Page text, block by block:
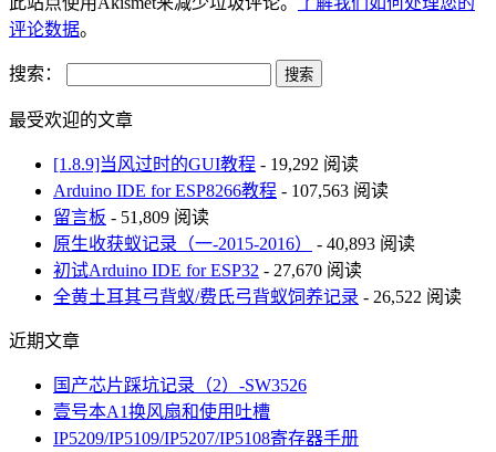
评论数据。
搜索：
最受欢迎的文章
[1.8.9]当风过时的GUI教程 - 19,292 阅读
Arduino IDE for ESP8266教程 - 107,563 阅读
留言板 - 51,809 阅读
原生收获蚁记录（一-2015-2016）
- 40,893 阅读
初试Arduino IDE for ESP32 - 27,670 阅读
全黄土耳其弓背蚁/费氏弓背蚁饲养记录 - 26,522 阅读
近期文章
国产芯片踩坑记录（2）-SW3526
壹号本A1换风扇和使用吐槽
IP5209/IP5109/IP5207/IP5108寄存器手册